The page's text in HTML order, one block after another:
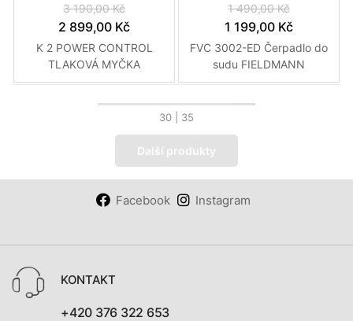
3 190,00 Kč
2 899,00 Kč
K 2 POWER CONTROL
TLAKOVÁ MYČKA
KÄRCHER
1 490,00 Kč
1 199,00 Kč
FVC 3002-ED Čerpadlo do
sudu FIELDMANN
30 | 35
Další produkty
Facebook Instagram
KONTAKT
+420 376 322 653